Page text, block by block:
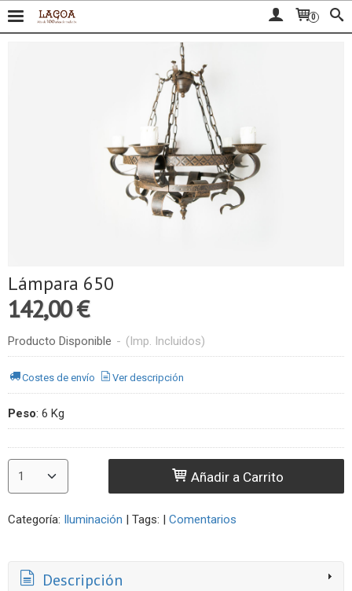
0
Lámpara 650
142,00 €
Producto Disponible - (Imp. Incluidos)
Costes de envío Ver descripción
Peso: 6 Kg
Añadir a Carrito
Categoría: Iluminación | Tags: | Comentarios
Descripción